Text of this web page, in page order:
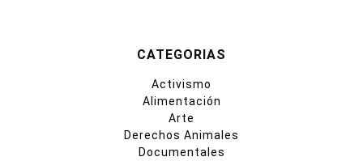
CATEGORIAS
Activismo
Alimentación
Arte
Derechos Animales
Documentales